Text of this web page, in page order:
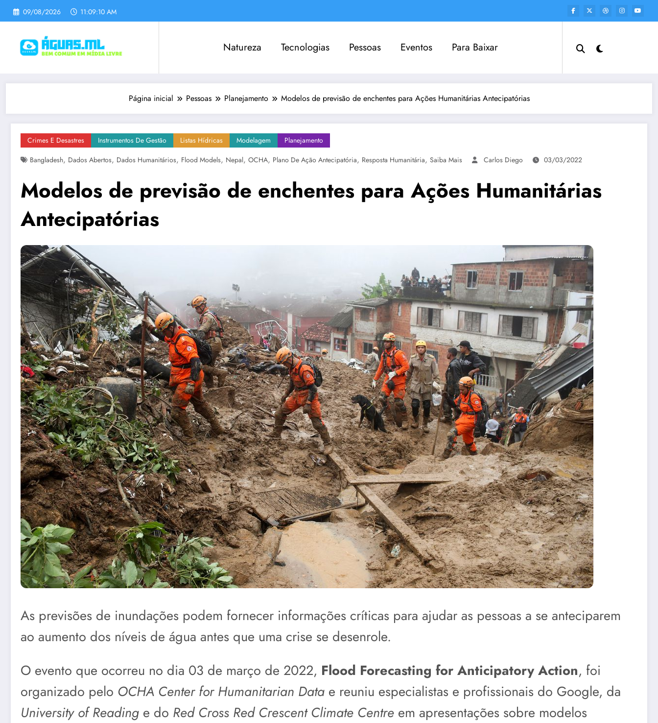
Pular
para
conteúdo
09/08/2026 11:09:12 AM
Natureza Tecnologias Pessoas Eventos Para Baixar
Página inicial Pessoas Planejamento Modelos de previsão de enchentes para Ações Humanitárias Antecipatórias
Crimes E Desastres Instrumentos De Gestão Listas Hídricas Modelagem
Planejamento
Bangladesh, Dados Abertos, Dados Humanitários, Flood Models, Nepal, OCHA, Plano De Ação Antecipatória, Resposta Humanitária, Saiba Mais Carlos Diego 03/03/2022
Modelos de previsão de enchentes para Ações Humanitárias
Antecipatórias
As previsões de inundações podem fornecer informações críticas para ajudar as pessoas a se anteciparem
ao aumento dos níveis de água antes que uma crise se desenrole.
O evento que ocorreu no dia 03 de março de 2022, Flood Forecasting for Anticipatory Action, foi
organizado pelo OCHA Center for Humanitarian Data e reuniu especialistas e profissionais do Google, da
University of Reading e do Red Cross Red Crescent Climate Centre em apresentações sobre modelos